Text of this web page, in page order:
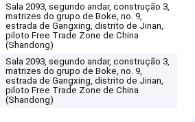
Sala 2093, segundo andar, construção 3,
matrizes do grupo de Boke, no. 9,
estrada de Gangxing, distrito de Jinan,
piloto Free Trade Zone de China
(Shandong)
Sala 2093, segundo andar, construção 3,
matrizes do grupo de Boke, no. 9,
estrada de Gangxing, distrito de Jinan,
piloto Free Trade Zone de China
(Shandong)